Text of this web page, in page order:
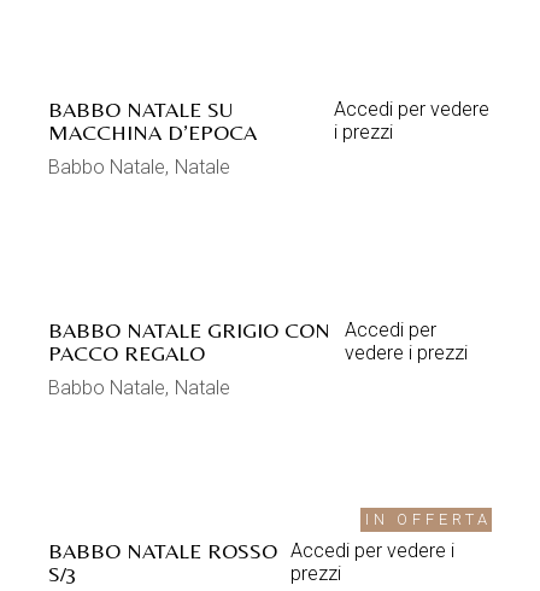
BABBO NATALE SU
MACCHINA D’EPOCA
Accedi per vedere
i prezzi
Babbo Natale Natale
BABBO NATALE GRIGIO CON
PACCO REGALO
Accedi per
vedere i prezzi
Babbo Natale Natale
IN OFFERTA
BABBO NATALE ROSSO
S/3
Accedi per vedere i
prezzi